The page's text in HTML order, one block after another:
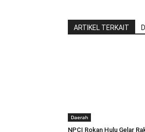
ARTIKEL TERKAIT
Daerah
NPCI Rokan Hulu Gelar